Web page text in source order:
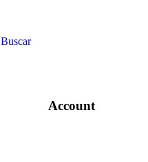
Buscar
Account